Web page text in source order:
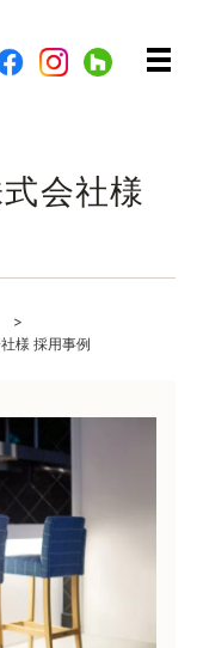
メ
会社様
様 採用事例